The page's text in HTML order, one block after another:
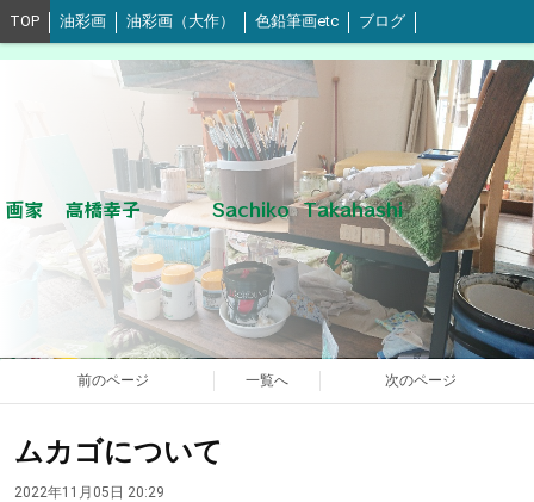
TOP 油彩画 油彩画（大作） 色鉛筆画etc ブログ
画家 高橋幸子 Sachiko Takahashi
前のページ 一覧へ 次のページ
ムカゴについて
2022年11月05日 20:29